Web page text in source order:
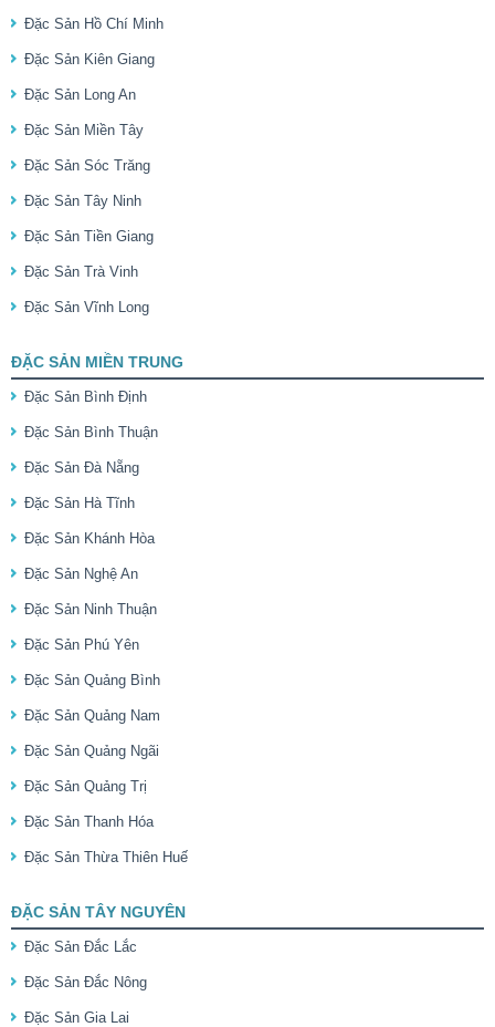
Đặc Sản Hồ Chí Minh
Đặc Sản Kiên Giang
Đặc Sản Long An
Đặc Sản Miền Tây
Đặc Sản Sóc Trăng
Đặc Sản Tây Ninh
Đặc Sản Tiền Giang
Đặc Sản Trà Vinh
Đặc Sản Vĩnh Long
ĐẶC SẢN MIỀN TRUNG
Đặc Sản Bình Định
Đặc Sản Bình Thuận
Đặc Sản Đà Nẵng
Đặc Sản Hà Tĩnh
Đặc Sản Khánh Hòa
Đặc Sản Nghệ An
Đặc Sản Ninh Thuận
Đặc Sản Phú Yên
Đặc Sản Quảng Bình
Đặc Sản Quảng Nam
Đặc Sản Quảng Ngãi
Đặc Sản Quảng Trị
Đặc Sản Thanh Hóa
Đặc Sản Thừa Thiên Huế
ĐẶC SẢN TÂY NGUYÊN
Đặc Sản Đắc Lắc
Đặc Sản Đắc Nông
Đặc Sản Gia Lai